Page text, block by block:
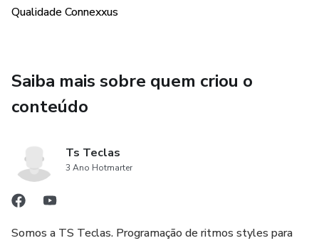
ADEMARIO COELHO
ALEMÃO DO FORRÓ 2
ARRASTAPÉ JUNINO
ARRASTAPÉ SERTANEJO
BAIÃO MASTRUZ
Qualidade Connexxus
Saiba mais sobre quem criou o
conteúdo
Ts Teclas
3 Ano Hotmarter
Somos a TS Teclas. Programação de ritmos styles para